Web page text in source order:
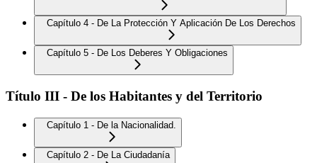
Capítulo 4 - De La Protección Y Aplicación De Los Derechos
Capítulo 5 - De Los Deberes Y Obligaciones
Título III - De los Habitantes y del Territorio
Capítulo 1 - De la Nacionalidad.
Capítulo 2 - De La Ciudadanía